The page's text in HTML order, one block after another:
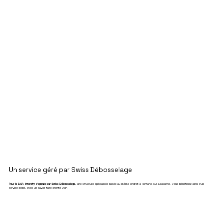
Un service géré par Swiss Débosselage
Pour le DSP, Intercity s’appuie sur Swiss Débosselage, une structure spécialisée basée au même endroit à Romanel-sur-Lausanne. Vous bénéficiez ainsi d’un
service dédié, avec un savoir-faire orienté DSP.